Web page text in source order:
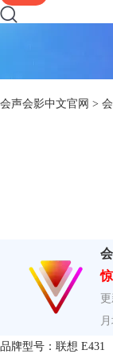
会声会影中文官网 >
品牌型号：联想 E431